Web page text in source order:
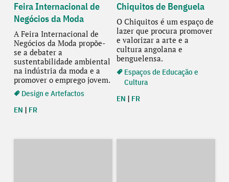
Feira Internacional de
Negócios da Moda
A Feira Internacional de
Negócios da Moda propõe-
se a debater a
sustentabilidade ambiental
na indústria da moda e a
promover o emprego jovem.
Design e Artefactos
EN | FR
Chiquitos de Benguela
O Chiquitos é um espaço de
lazer que procura promover
e valorizar a arte e a
cultura angolana e
benguelensa.
Espaços de Educação e
Cultura
EN | FR